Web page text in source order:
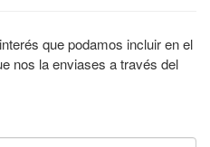
que podamos incluir en el
nos la enviases a través del